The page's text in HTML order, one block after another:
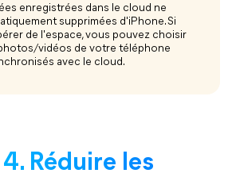
enregistrées dans le cloud ne
supprimées d'iPhone. Si
de l'espace, vous pouvez choisir
vidéos de votre téléphone
avec le cloud.
Réduire les